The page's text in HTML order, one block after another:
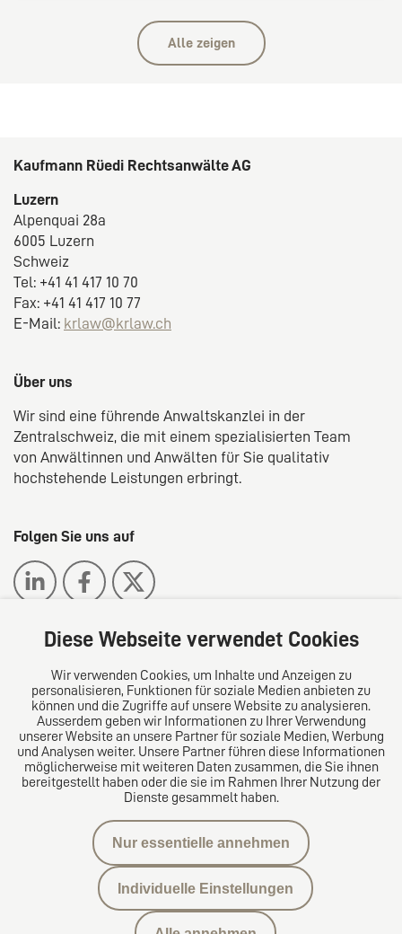
Alle zeigen
Kaufmann Rüedi Rechtsanwälte AG
Luzern
Alpenquai 28a
6005 Luzern
Schweiz
Tel: +41 41 417 10 70
Fax: +41 41 417 10 77
E-Mail: krlaw@krlaw.ch
Über uns
Wir sind eine führende Anwaltskanzlei in der
Zentralschweiz, die mit einem spezialisierten Team
von Anwältinnen und Anwälten für Sie qualitativ
hochstehende Leistungen erbringt.
Folgen Sie uns auf
Das europäische Kanzlei-Netzwerk
Datenschutzerklärung
Diese Webseite verwendet Cookies
Wir verwenden Cookies, um Inhalte und Anzeigen zu
personalisieren, Funktionen für soziale Medien anbieten zu
können und die Zugriffe auf unsere Website zu analysieren.
Ausserdem geben wir Informationen zu Ihrer Verwendung
unserer Website an unsere Partner für soziale Medien, Werbung
und Analysen weiter. Unsere Partner führen diese Informationen
möglicherweise mit weiteren Daten zusammen, die Sie ihnen
bereitgestellt haben oder die sie im Rahmen Ihrer Nutzung der
Dienste gesammelt haben.
Nur essentielle annehmen
Individuelle Einstellungen